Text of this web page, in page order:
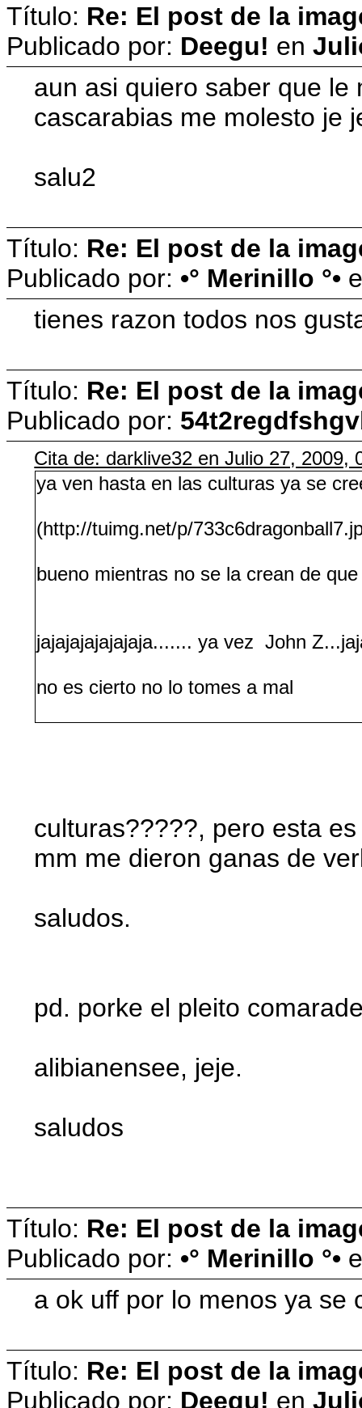
Título: Re: El post de la
Publicado por: Deegu! en
aun asi quiero saber que
cascarabias me molesto je
salu2
Título: Re: El post de la
Publicado por: •° Merinillo °•
tienes razon todos nos
Título: Re: El post de la
Publicado por:
Cita de: darklive32 en Julio 27, 2009,
ya ven hasta en las culturas ya se
(http://tuimg.net/p/
bueno mientras no se la crean de
jajajajajajajaja....... ya vez John
no es cierto no lo tomes a mal
culturas?????, pero esta
mm me dieron ganas de
saludos.
pd. porke el pleito
alibianensee, jeje.
saludos
Título: Re: El post de la
Publicado por: •° Merinillo °•
a ok uff por lo menos ya se
Título: Re: El post de la
Publicado por: Deegu! en